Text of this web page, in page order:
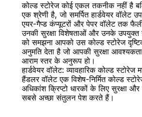
कोल्ड स्टोरेज कोई एकल तकनीक नहीं है
एक श्रेणी है, जो समर्पित हार्डवेयर वॉलेट
एयर-गैप्ड कंप्यूटरों और पेपर वॉलेट तक
उनकी सुरक्षा विशेषताओं और उनके उपयुक्त
को समझना आपको उस कोल्ड स्टोरेज
अनुमति देता है जो आपकी सुरक्षा
आराम स्तर के अनुरूप हो।
हार्डवेयर वॉलेट: व्यावहारिक कोल्ड स्टोरेज
हैंडलर वॉलेट एक विशेष-निर्मित कोल्ड
अधिकांश क्रिप्टो धारकों के लिए सुरक्षा और
सबसे अच्छा संतुलन पेश करते हैं।